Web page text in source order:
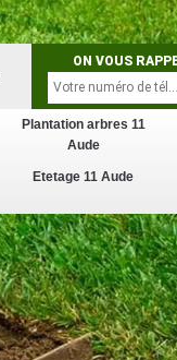
Plantation arbres 11
Aude
Etetage 11 Aude
ON VOUS